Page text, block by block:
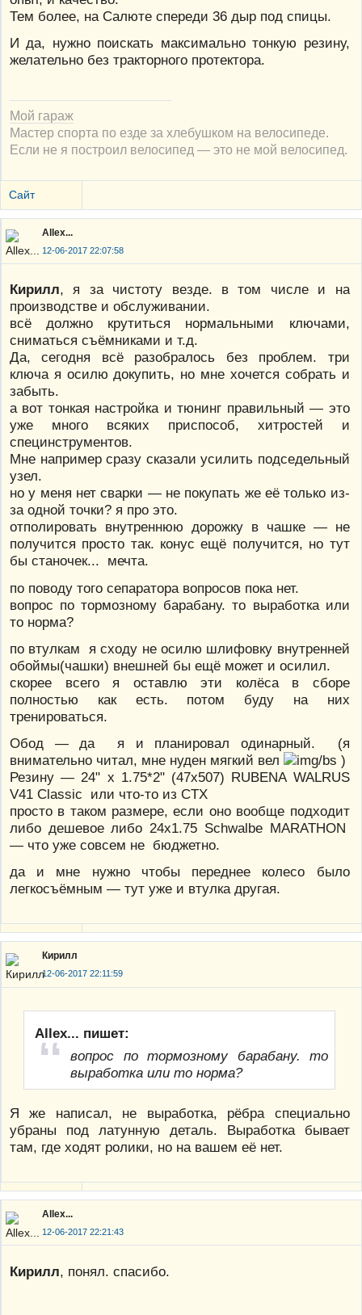
Тем более, на Салюте спереди 36 дыр под спицы.
И да, нужно поискать максимально тонкую резину,
желательно без тракторного протектора.
Мой гараж
Мастер спорта по езде за хлебушком на велосипеде.
Если не я построил велосипед — это не мой велосипед.
Сайт
Allex...
12-06-2017 22:07:58
Кирилл, я за чистоту везде. в том числе и на
производстве и обслуживании.
всё должно крутиться нормальными ключами,
сниматься съёмниками и т.д.
Да, сегодня всё разобралось без проблем. три
ключа я осилю докупить, но мне хочется собрать и
забыть.
а вот тонкая настройка и тюнинг правильный — это
уже много всяких приспособ, хитростей и
специнструментов.
Мне например сразу сказали усилить подседельный
узел.
но у меня нет сварки — не покупать же её только из-
за одной точки? я про это.
отполировать внутреннюю дорожку в чашке — не
получится просто так. конус ещё получится, но тут
бы станочек... мечта.
по поводу того сепаратора вопросов пока нет.
вопрос по тормозному барабану. то выработка или
то норма?
по втулкам я сходу не осилю шлифовку внутренней
обоймы(чашки) внешней бы ещё может и осилил.
скорее всего я оставлю эти колёса в сборе
полностью как есть. потом буду на них
тренироваться.
Обод — да я и планировал одинарный. (я
внимательно читал, мне нуден мягкий вел
)
Резину — 24" x 1.75*2" (47x507) RUBENA WALRUS
V41 Classic или что-то из CTX
просто в таком размере, если оно вообще подходит
либо дешевое либо 24x1.75 Schwalbe MARATHON
— что уже совсем не бюджетно.
да и мне нужно чтобы переднее колесо было
легкосъёмным — тут уже и втулка другая.
Кирилл
12-06-2017 22:11:59
Allex... пишет:
вопрос по тормозному барабану. то
выработка или то норма?
Я же написал, не выработка, рёбра специально
убраны под латунную деталь. Выработка бывает
там, где ходят ролики, но на вашем её нет.
Allex...
12-06-2017 22:21:43
Кирилл, понял. спасибо.